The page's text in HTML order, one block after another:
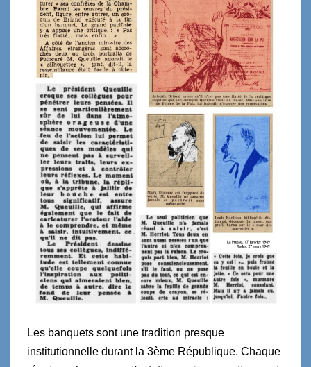
Les banquets sont une tradition presque
institutionnelle durant la 3ème République. Chaque